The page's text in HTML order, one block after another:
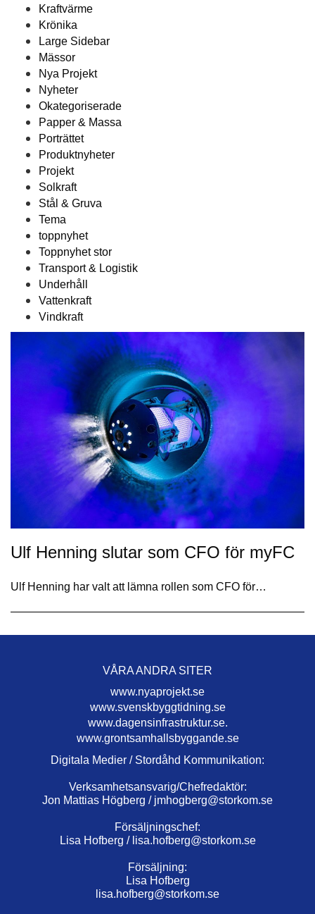
Kraftvärme
Krönika
Large Sidebar
Mässor
Nya Projekt
Nyheter
Okategoriserade
Papper & Massa
Porträttet
Produktnyheter
Projekt
Solkraft
Stål & Gruva
Tema
toppnyhet
Toppnyhet stor
Transport & Logistik
Underhåll
Vattenkraft
Vindkraft
Ulf Henning slutar som CFO för myFC
Ulf Henning har valt att lämna rollen som CFO för…
VÅRA ANDRA SITER
www.nyaprojekt.se
www.svenskbyggtidning.se
www.dagensinfrastruktur.se.
www.grontsamhallsbyggande.se
Digitala Medier / Stordåhd Kommunikation:
Verksamhetsansvarig/Chefredaktör:
Jon Mattias Högberg / jmhogberg@storkom.se
Försäljningschef:
Lisa Hofberg / lisa.hofberg@storkom.se
Försäljning:
Lisa Hofberg
lisa.hofberg@storkom.se